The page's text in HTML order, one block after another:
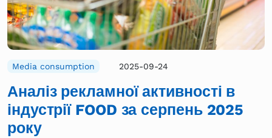
Media consumption 2025-09-24
Аналіз рекламної активності в
індустрії FOOD за серпень 2025
року